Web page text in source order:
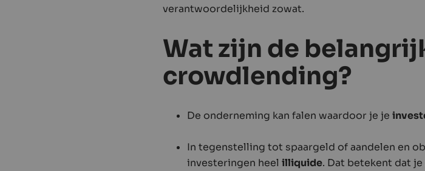
verantwoordelijkheid zowat.
Wat zijn de
crowdlending?
De onderneming kan falen waardoor je je
In tegenstelling tot spaargeld of aandelen en
investeringen heelilliquide. Dat betekent dat